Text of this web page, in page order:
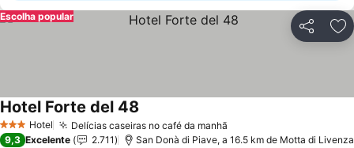
Partilhar
Escolha popular
3 EstrelasHotel Delícias caseiras no café da manhã
Hotel Forte del 48
9,3 Excelente 2.711 San Donà di Piave, a 16.5 km de Motta di Livenza